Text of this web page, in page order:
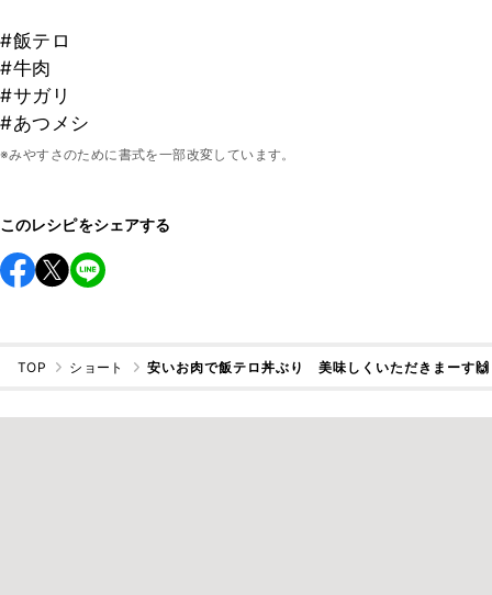
#飯テロ
#牛肉
#サガリ
#あつメシ
※みやすさのために書式を一部改変しています。
このレシピをシェアする
TOP ショート 安いお肉で飯テロ丼ぶり 美味しくいただきまーす🙌